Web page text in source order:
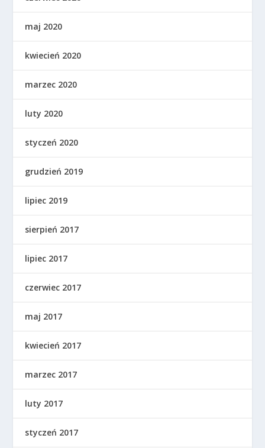
maj 2020
kwiecień 2020
marzec 2020
luty 2020
styczeń 2020
grudzień 2019
lipiec 2019
sierpień 2017
lipiec 2017
czerwiec 2017
maj 2017
kwiecień 2017
marzec 2017
luty 2017
styczeń 2017